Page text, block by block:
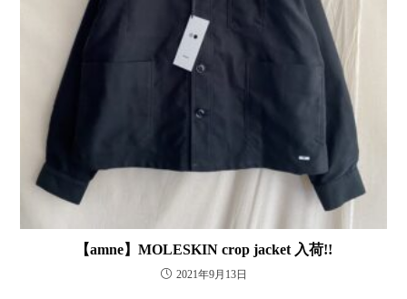
【amne】MOLESKIN crop jacket 入荷!!
2021年9月13日